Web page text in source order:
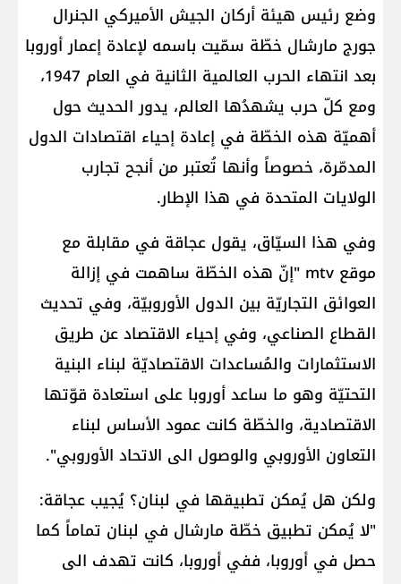
وضع رئيس هيئة أركان الجيش الأميركي الجنرال
جورج مارشال خطّة سمّيت باسمه لإعادة إعمار أوروبا
بعد انتهاء الحرب العالمية الثانية في العام 1947،
ومع كلّ حرب يشهدُها العالم، يدور الحديث حول
أهميّة هذه الخطّة في إعادة إحياء اقتصادات الدول
المدمّرة، خصوصاً وأنها تُعتبر من أنجح تجارب
الولايات المتحدة في هذا الإطار.
وفي هذا السيّاق، يقول عجاقة في مقابلة مع
موقع mtv "إنّ هذه الخطّة ساهمت في إزالة
العوائق التجاريّة بين الدول الأوروبيّة، وفي تحديث
القطاع الصناعي، وفي إحياء الاقتصاد عن طريق
الاستثمارات والمُساعدات الاقتصاديّة لبناء البنية
التحتيّة وهو ما ساعد أوروبا على استعادة قوّتها
الاقتصادية، والخطّة كانت عمود الأساس لبناء
التعاون الأوروبي والوصول الى الاتحاد الأوروبي".
ولكن هل يُمكن تطبيقها في لبنان؟ يُجيب عجاقة:
"لا يُمكن تطبيق خطّة مارشال في لبنان تماماً كما
حصل في أوروبا، ففي أوروبا، كانت تهدف الى